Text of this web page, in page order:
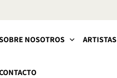
NOSOTROS ARTISTAS